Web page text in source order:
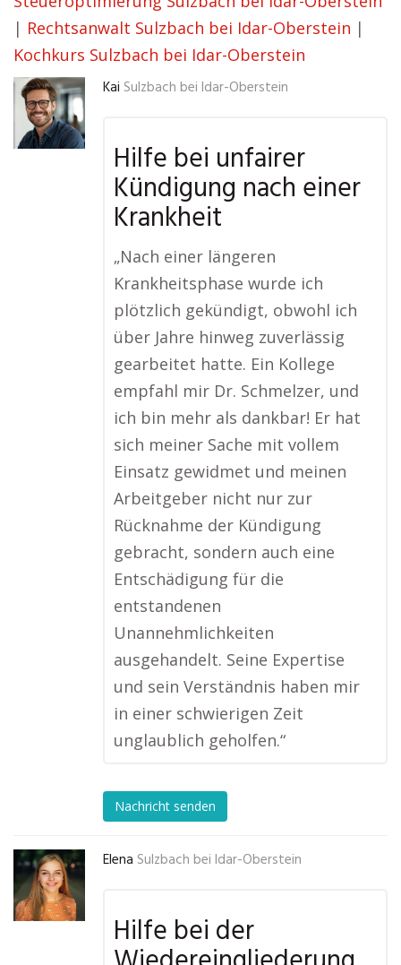
| Rechtsanwalt Sulzbach bei Idar-Oberstein |
Kochkurs Sulzbach bei Idar-Oberstein
Kai Sulzbach bei Idar-Oberstein
Hilfe bei unfairer
Kündigung nach einer
Krankheit
„Nach einer längeren
Krankheitsphase wurde ich
plötzlich gekündigt, obwohl ich
über Jahre hinweg zuverlässig
gearbeitet hatte. Ein Kollege
empfahl mir Dr. Schmelzer, und
ich bin mehr als dankbar! Er hat
sich meiner Sache mit vollem
Einsatz gewidmet und meinen
Arbeitgeber nicht nur zur
Rücknahme der Kündigung
gebracht, sondern auch eine
Entschädigung für die
entstandenen
Unannehmlichkeiten
ausgehandelt. Seine Expertise
und sein Verständnis haben mir
in einer schwierigen Zeit
unglaublich geholfen.“
Nachricht senden
Elena Sulzbach bei Idar-Oberstein
Hilfe bei der